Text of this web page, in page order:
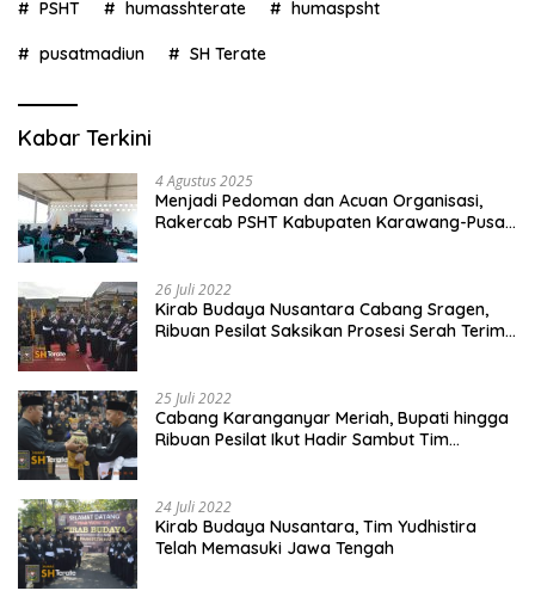
PSHT humasshterate humaspsht
pusatmadiun SH Terate
Kabar Terkini
4 Agustus 2025
Menjadi Pedoman dan Acuan Organisasi,
Rakercab PSHT Kabupaten Karawang-Pusat
26 Juli 2022
Kirab Budaya Nusantara Cabang Sragen,
Ribuan Pesilat Saksikan Prosesi Serah Terima
25 Juli 2022
Cabang Karanganyar Meriah, Bupati hingga
Ribuan Pesilat Ikut Hadir Sambut Tim
24 Juli 2022
Kirab Budaya Nusantara, Tim Yudhistira
Telah Memasuki Jawa Tengah